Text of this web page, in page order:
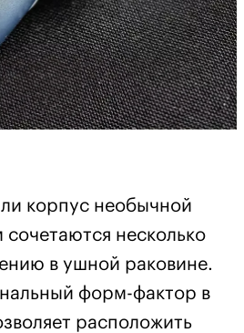
корпус необычной
несколько
в ушной раковине.
форм-фактор в
расположить